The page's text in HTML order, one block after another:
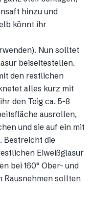
hinzu und
könnt ihr
Nun solltet
beiseitestellen.
den restlichen
alles kurz mit
den Teig ca. 5-8
ausrollen,
und sie auf ein mit
Bestreicht die
Eiweißglasur
bei 160° Ober- und
Rausnehmen sollten